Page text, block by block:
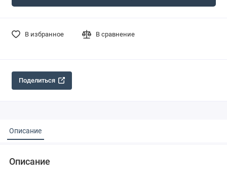
В избранное В сравнение
Поделиться
Описание
Описание